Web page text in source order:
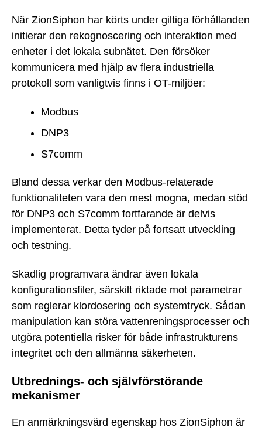
När ZionSiphon har körts under giltiga förhållanden
initierar den rekognoscering och interaktion med
enheter i det lokala subnätet. Den försöker
kommunicera med hjälp av flera industriella
protokoll som vanligtvis finns i OT-miljöer:
Modbus
DNP3
S7comm
Bland dessa verkar den Modbus-relaterade
funktionaliteten vara den mest mogna, medan stöd
för DNP3 och S7comm fortfarande är delvis
implementerat. Detta tyder på fortsatt utveckling
och testning.
Skadlig programvara ändrar även lokala
konfigurationsfiler, särskilt riktade mot parametrar
som reglerar klordosering och systemtryck. Sådan
manipulation kan störa vattenreningsprocesser och
utgöra potentiella risker för både infrastrukturens
integritet och den allmänna säkerheten.
Utbrednings- och självförstörande
mekanismer
En anmärkningsvärd egenskap hos ZionSiphon är